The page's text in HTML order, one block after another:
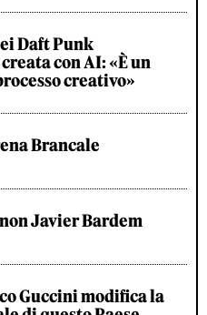
Daft Punk
con AI: «È un
creativo»
Brancale
Javier Bardem
Guccini modifica la